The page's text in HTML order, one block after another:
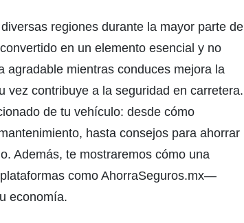
regiones durante la mayor parte del
en un elemento esencial y no
agradable mientras conduces mejora la
vez contribuye a la seguridad en carretera.
de tu vehículo: desde cómo
hasta consejos para ahorrar
Además, te mostraremos cómo una
como AhorraSeguros.mx—
economía.